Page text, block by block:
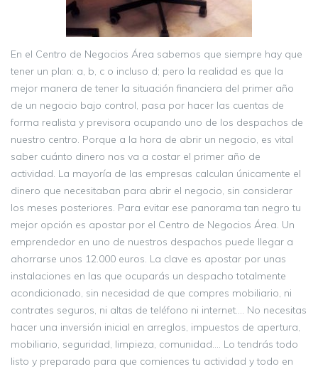
En el Centro de Negocios Área sabemos que siempre hay que
tener un plan: a, b, c o incluso d; pero la realidad es que la
mejor manera de tener la situación financiera del primer año
de un negocio bajo control, pasa por hacer las cuentas de
forma realista y previsora ocupando uno de los despachos de
nuestro centro. Porque a la hora de abrir un negocio, es vital
saber cuánto dinero nos va a costar el primer año de
actividad. La mayoría de las empresas calculan únicamente el
dinero que necesitaban para abrir el negocio, sin considerar
los meses posteriores. Para evitar ese panorama tan negro tu
mejor opción es apostar por el Centro de Negocios Área. Un
emprendedor en uno de nuestros despachos puede llegar a
ahorrarse unos 12.000 euros. La clave es apostar por unas
instalaciones en las que ocuparás un despacho totalmente
acondicionado, sin necesidad de que compres mobiliario, ni
contrates seguros, ni altas de teléfono ni internet…. No necesitas
hacer una inversión inicial en arreglos, impuestos de apertura,
mobiliario, seguridad, limpieza, comunidad…. Lo tendrás todo
listo y preparado para que comiences tu actividad y todo en